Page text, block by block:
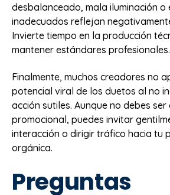
desbalanceado, mala iluminación o
inadecuados reflejan
Invierte tiempo en la producción
mantener estándares profesionales.
Finalmente, muchos creadores no
potencial viral de los duetos al no
acción sutiles. Aunque no debes
promocional, puedes invitar
interacción o dirigir tráfico hacia tu
orgánica.
Preguntas